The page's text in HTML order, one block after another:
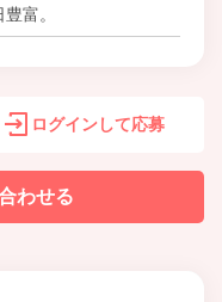
富。
ログインして応募
わせる